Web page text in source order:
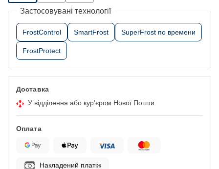
Застосовувані технології
FrostControl SmartFrost SuperFrost по времени
FrostProtect
Доставка
У відділення або кур'єром Нової Пошти
Оплата
Накладений платіж